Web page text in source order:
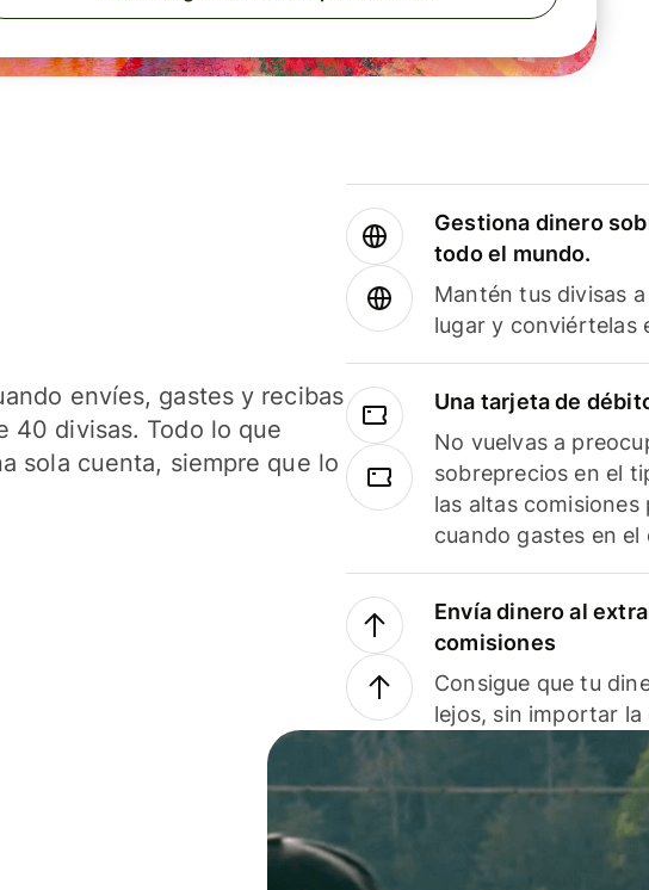
envíes, gastes y recibas
40 divisas. Todo lo que
sola cuenta, siempre que lo
Gestiona dinero
todo el mundo.
Mantén tus divisas
lugar y conviértelas
Una tarjeta de
No vuelvas a
sobreprecios en el
las altas
cuando gastes en el
Envía dinero al
comisiones
Consigue que tu
lejos, sin importar la